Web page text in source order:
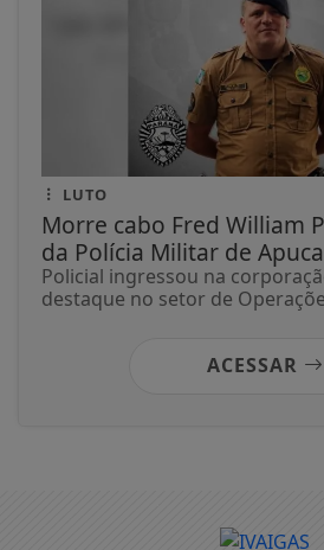
LUTO
Morre cabo Fred William
da Polícia Militar de
Policial ingressou na
destaque no setor de
ACESSAR